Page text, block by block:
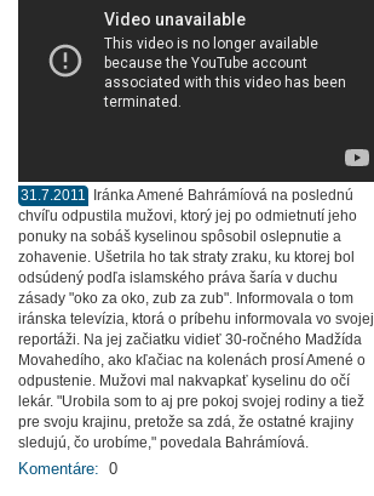
31.7.2011
Iránka Amené Bahrámíová na poslednú
chvíľu odpustila mužovi, ktorý jej po odmietnutí jeho
ponuky na sobáš kyselinou spôsobil oslepnutie a
zohavenie. Ušetrila ho tak straty zraku, ku ktorej bol
odsúdený podľa islamského práva šaría v duchu
zásady "oko za oko, zub za zub". Informovala o tom
iránska televízia, ktorá o príbehu informovala vo svojej
reportáži. Na jej začiatku vidieť 30-ročného Madžída
Movahedího, ako kľačiac na kolenách prosí Amené o
odpustenie. Mužovi mal nakvapkať kyselinu do očí
lekár. "Urobila som to aj pre pokoj svojej rodiny a tiež
pre svoju krajinu, pretože sa zdá, že ostatné krajiny
sledujú, čo urobíme," povedala Bahrámíová.
Komentáre: 0